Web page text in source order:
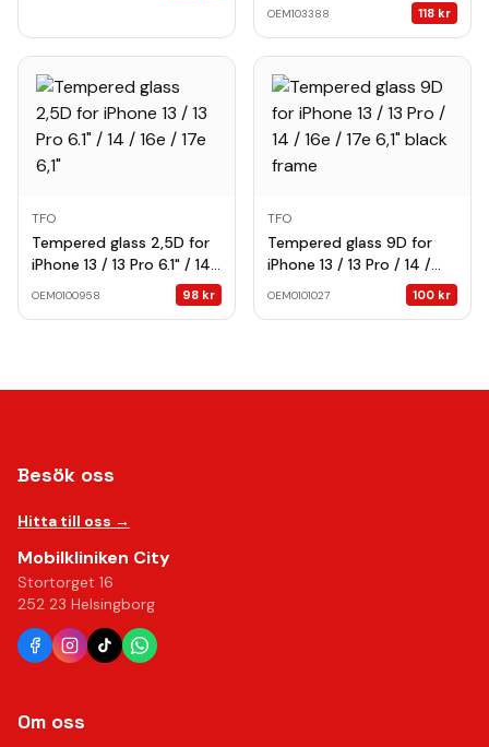
OEM103388 118 kr
TFO
Tempered glass 2,5D for
iPhone 13 / 13 Pro 6.1" / 14 /
OEM0100958 98 kr
TFO
Tempered glass 9D for
iPhone 13 / 13 Pro / 14 /
16e / 17e 6,1" black frame
OEM0101027 100 kr
Besök oss
Hitta till oss →
Mobilkliniken City
Stortorget 16
252 23 Helsingborg
Om oss